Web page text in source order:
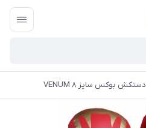
دستکش بوکس سایز ۸ VENUM